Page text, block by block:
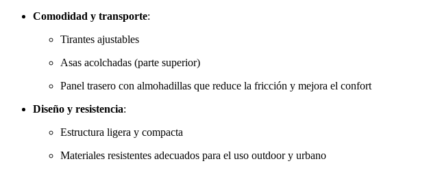
Comodidad y transporte:
Tirantes ajustables
Asas acolchadas (parte superior)
Panel trasero con almohadillas que reduce la fricción y mejora el confort
Diseño y resistencia:
Estructura ligera y compacta
Materiales resistentes adecuados para el uso outdoor y urbano